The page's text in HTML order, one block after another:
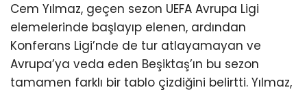
Cem Yılmaz, geçen sezon UEFA Avrupa Ligi
elemelerinde başlayıp elenen, ardından
Konferans Ligi’nde de tur atlayamayan ve
Avrupa’ya veda eden Beşiktaş’ın bu sezon
tamamen farklı bir tablo çizdiğini belirtti. Yılmaz,